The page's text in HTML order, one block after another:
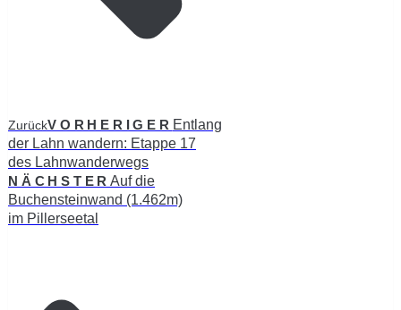
ZurückVORHERIGER Entlang
der Lahn wandern: Etappe 17
des Lahnwanderwegs
NÄCHSTER Auf die
Buchensteinwand (1.462m)
im Pillerseetal